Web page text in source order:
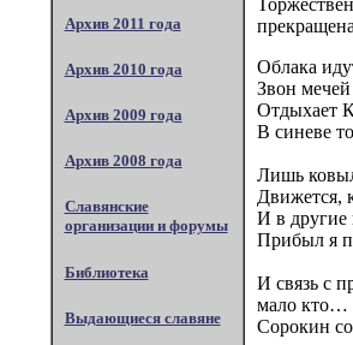
Архив 2011 года
Архив 2010 года
Архив 2009 года
Архив 2008 года
Славянские
организации и форумы
Библиотека
Выдающиеся славяне
Облака
Звон мечей
Отдыхает
В синеве
Лишь
Движется,
И в другие
Прибыл я
И связь с
мало кто…
Сорокин